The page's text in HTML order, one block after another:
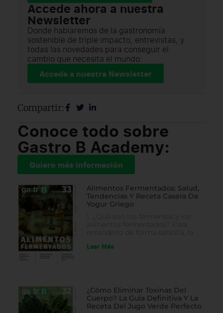
Accede ahora a nuestra
Newsletter
Donde hablaremos de la gastronomía
sostenible de triple impacto, entrevistas, y
todas las novedades para conseguir el
cambio que necesita el mundo:
Accede a nuestra Newsletter
Compartir:
Conoce todo sobre
Gastro B Academy:
Quiero más información
Alimentos Fermentados: Salud,
Tendencias Y Receta Casera De
Yogur Griego
1. ¿Qué son los fermentos y los
alimentos fermentados? Para
entenderlo de forma sencilla, la
Leer Más
¿Cómo Eliminar Toxinas Del
Cuerpo? La Guía Definitiva Y La
Receta Del Jugo Verde Perfecto